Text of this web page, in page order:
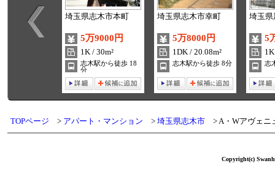
埼玉県志木市本町
5万9000円
1K / 30m²
志木駅から徒歩 18
分
埼玉県志木市幸町
5万8000円
1DK / 20.08m²
志木駅から徒歩 8分
埼玉県
5
志
TOPページ アパート・マンション 埼玉県志木市 A・Wアヴェニ
Copyright(c)